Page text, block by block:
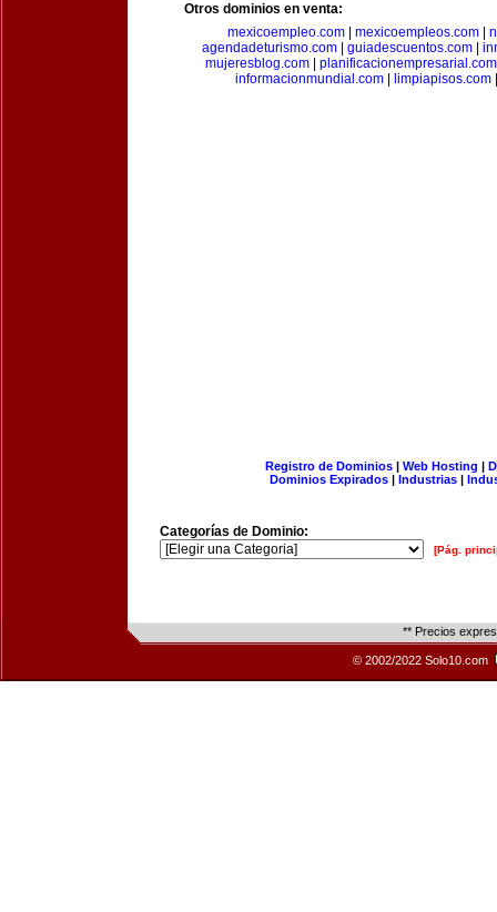
Otros dominios en venta:
mexicoempleo.com
mexicoempleos.com
agendadeturismo.com
guiadescuentos.com
mujeresblog.com
planificacionempresarial.com
informacionmundial.com| limpiapisos.com
Registro de Dominios| Web Hosting |
Dominios Expirados | Industrias |
Categorías de Dominio:
[Pág.
** Precios
© 2002/2022 Solo10.com